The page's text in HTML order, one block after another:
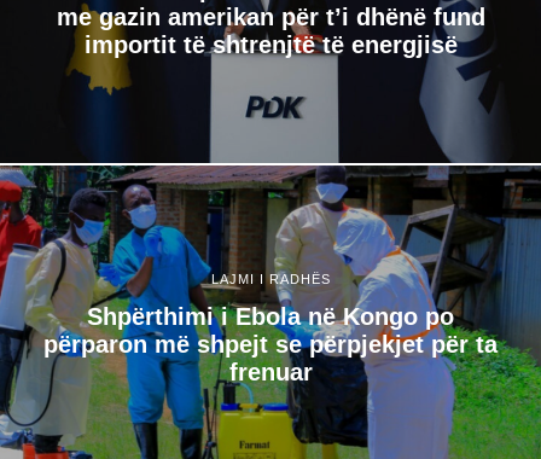
me gazin amerikan për t’i dhënë fund
importit të shtrenjtë të energjisë
LAJMI I RADHËS
Shpërthimi i Ebola në Kongo po
përparon më shpejt se përpjekjet për ta
frenuar